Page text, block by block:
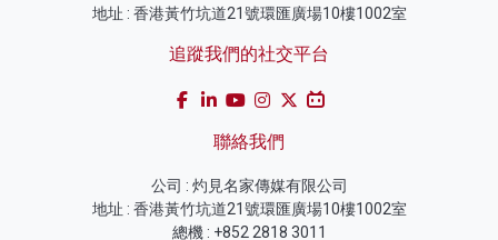
地址 : 香港黃竹坑道21號環匯廣場10樓1002室
追蹤我們的社交平台
聯絡我們
公司 : 灼見名家傳媒有限公司
地址 : 香港黃竹坑道21號環匯廣場10樓1002室
總機 : +852 2818 3011